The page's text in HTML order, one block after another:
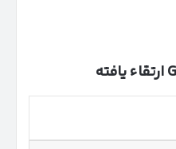
ارتقاء یافته